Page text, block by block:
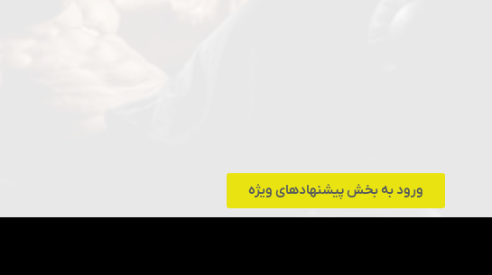
ورود به بخش پیشنهادهای ویژه